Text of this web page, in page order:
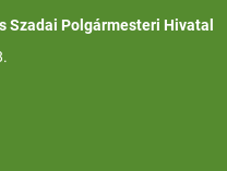
Szadai Polgármesteri Hivatal